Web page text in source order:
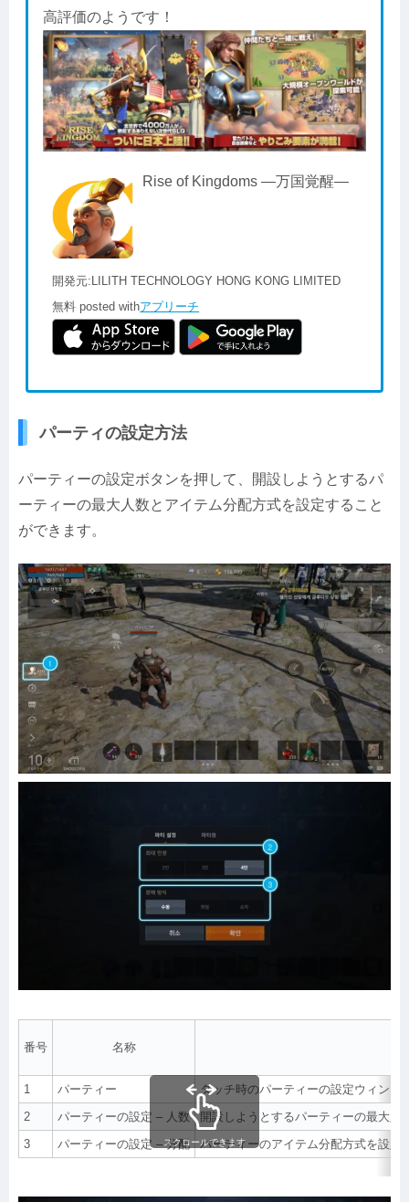
高評価のようです！
Rise of Kingdoms ―万国覚醒―
開発元: LILITH TECHNOLOGY HONG KONG LIMITED
無料 posted withアプリーチ
パーティの設定方法
パーティーの設定ボタンを押して、開設しようとするパ
ーティーの最大人数とアイテム分配方式を設定すること
ができます。
番号 名称
1 パーティー
タッチ時のパーティーの設定ウィン
2
パーティーの設定 – 人数
開設しようとするパーティーの最大人
3
パーティーの設定 – 分配 パーティーのアイテム分配方式を設定
スクロールできます